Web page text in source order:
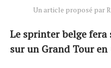
Un article proposé par
Le sprinter belge
sur un Grand Tour en
Tendances
Tous nos articles